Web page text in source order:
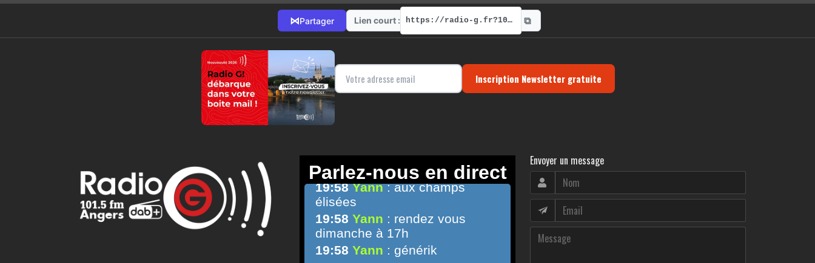
⋈Partager Lien court : https://radio-g.fr?10452 ⧉
Inscription Newsletter gratuite
Envoyer un message